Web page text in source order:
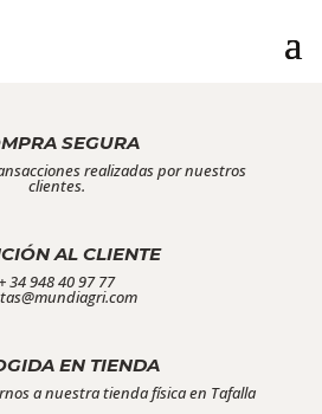
SEGURA
realizadas por nuestros
clientes.
AL CLIENTE
34 948 40 97 77
EN TIENDA
a nuestra tienda física en Tafalla